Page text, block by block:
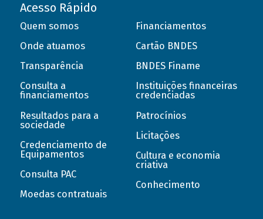
Acesso Rápido
Quem somos
Onde atuamos
Transparência
Consulta a
financiamentos
Resultados para a
sociedade
Credenciamento de
Equipamentos
Consulta PAC
Moedas contratuais
Financiamentos
Cartão BNDES
BNDES Finame
Instituições financeiras
credenciadas
Patrocínios
Licitações
Cultura e economia
criativa
Conhecimento